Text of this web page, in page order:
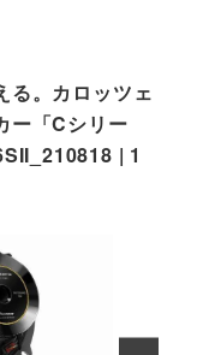
る。カロッツェ
ー「Cシリー
| 1